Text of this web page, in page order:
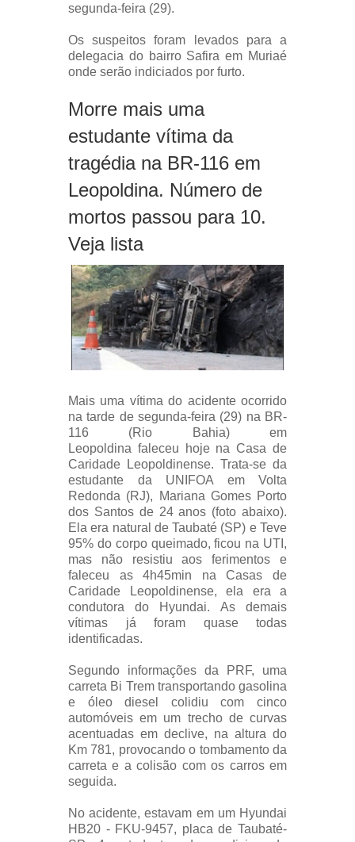
segunda-feira (29).
Os suspeitos foram levados para a
delegacia do bairro Safira em Muriaé
onde serão indiciados por furto.
Morre mais uma
estudante vítima da
tragédia na BR-116 em
Leopoldina. Número de
mortos passou para 10.
Veja lista
Mais uma vítima do acidente ocorrido
na tarde de segunda-feira (29) na BR-
116 (Rio Bahia) em
Leopoldina faleceu hoje na Casa de
Caridade Leopoldinense. Trata-se da
estudante da UNIFOA em Volta
Redonda (RJ),
Mariana Gomes Porto
dos Santos de24 anos (foto abaixo).
Ela era natural de Taubaté (SP) e Teve
95% do corpo queimado, ficou na UTI,
mas não resistiu aos ferimentos e
faleceu as 4h45min na Casas de
Caridade Leopoldinense, ela era a
condutora do Hyundai. As demais
vítimas já foram quase todas
identificadas.
Segundo informações da PRF, uma
carreta Bi Trem transportando gasolina
e óleo diesel colidiu com cinco
automóveis em um trecho de curvas
acentuadas em declive, na altura do
Km 781, provocando o tombamento da
carreta e a colisão com os carros em
seguida.
No acidente, estavam em um Hyundai
HB20 - FKU-9457, placa de Taubaté-